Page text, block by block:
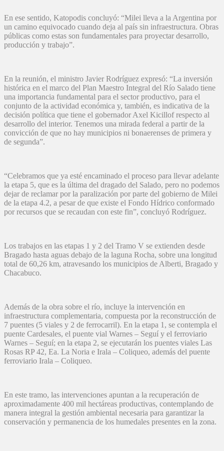
En ese sentido, Katopodis concluyó: “Milei lleva a la Argentina por
un camino equivocado cuando deja al país sin infraestructura. Obras
públicas como estas son fundamentales para proyectar desarrollo,
producción y trabajo”.
En la reunión, el ministro Javier Rodríguez expresó: “La inversión
histórica en el marco del Plan Maestro Integral del Río Salado tiene
una importancia fundamental para el sector productivo, para el
conjunto de la actividad económica y, también, es indicativa de la
decisión política que tiene el gobernador Axel Kicillof respecto al
desarrollo del interior. Tenemos una mirada federal a partir de la
convicción de que no hay municipios ni bonaerenses de primera y
de segunda”.
“Celebramos que ya esté encaminado el proceso para llevar adelante
la etapa 5, que es la última del dragado del Salado, pero no podemos
dejar de reclamar por la paralización por parte del gobierno de Milei
de la etapa 4.2, a pesar de que existe el Fondo Hídrico conformado
por recursos que se recaudan con este fin”, concluyó Rodríguez.
Los trabajos en las etapas 1 y 2 del Tramo V se extienden desde
Bragado hasta aguas debajo de la laguna Rocha, sobre una longitud
total de 60,26 km, atravesando los municipios de Alberti, Bragado y
Chacabuco.
Además de la obra sobre el río, incluye la intervención en
infraestructura complementaria, compuesta por la reconstrucción de
7 puentes (5 viales y 2 de ferrocarril). En la etapa 1, se contempla el
puente Cardesales, el puente vial Warnes – Seguí y el ferroviario
Warnes – Seguí; en la etapa 2, se ejecutarán los puentes viales Las
Rosas RP 42, Ea. La Noria e Irala – Coliqueo, además del puente
ferroviario Irala – Coliqueo.
En este tramo, las intervenciones apuntan a la recuperación de
aproximadamente 400 mil hectáreas productivas, contemplando de
manera integral la gestión ambiental necesaria para garantizar la
conservación y permanencia de los humedales presentes en la zona.